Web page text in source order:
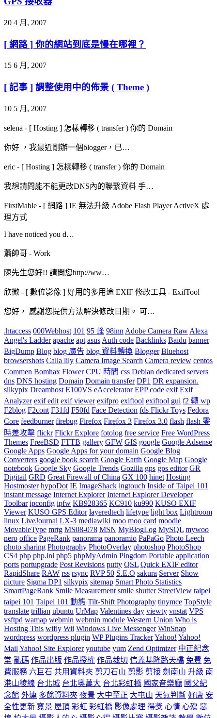
20 4 月, 2007
[ 網路 ] 你的網站到底是慢在哪裡？
15 6 月, 2007
[ 記事 ] 調整使用中的佈景 ( Theme )
10 5 月, 2007
selena - [ Hosting ] 怎樣轉移 ( transfer ) 你的 Domain
你好 ，我最近剛辦一個blogger，已…
eric - [ Hosting ] 怎樣轉移 ( transfer ) 你的 Domain
我想請問能不能更改DNS內的聯繫資料 手…
FirstMable - [ 網路 ] IE 無法升級 Adobe Flash Player ActiveX 處
理方式
I have noticed you d…
蕭帥哥 - Work
陳先生您好!! 請問您http://ww…
欣微 - [ 數位影像 ] 好用的多用途 EXIF 修改工具 - ExifTool
您好， 感謝您提供方法解決修改日期。 可…
.htaccess 000Webhost 101 95 峰 98inn Adobe Camera Raw Alexa
Angel's Ladder apache apt asus Auth code Backlinks Baidu banner
BigDump Blog blog 廣告 blog 資料轉換 Blogger Bluehost
browsershots Calla lily Camera Image Search Camera review centos
Commen Bomhax Flower CPU 時間 css Debian dedicated servers
dns DNS hosting Domain Domain transfer DP1 DR expansion.
silkypix Dreamhost E100VS eAccelerator EPP code exif Exif
Analyzer exif edit exif viewer exifpro exiftool exiftool gui f2 轉 wp
F2blog F2cont F31fd F50fd Face Detection fds Flickr Toys Fedora
Core feedburner firebug Firefox Firefox 3 Firefox 3.0 flash flash 零
時差攻擊 flickr Flickr Explore fotolog free service Free WordPress
Themes FreeBSD FTTB gallery GFW GIS google Google Adsense
Google Apps Google Apps for your domain Google Blog
Converters google book search Google Earth Google Map Google
notebook Google Sky Google Trends Gozilla gps gps editor GR
Digitail GRD Great Firewall of China GX 100 hinet Hosting
Hostmoster hypoDot IE ImageShack ingtouch Inside of Taipei 101
instant message Internet Explorer Internet Explorer Developer
Toolbar ipconfig ipfw KB928365 KC910 ku990 KUSO EXIF
Viewer KUSO GPS Editor layeredtech lifetype light box Lightroom
linux LiveJournal LX-3 mediawiki moo moo card moodle
MovableType mrtg MS08-078 MSN MyBlogLog MySQL mywoo
nero office PageRank panorama panoramio PaPaGo Photo Leech
photo sharing Photography PhotoOverlay photoshop PhotoShop
CS4 php php.ini php5 phpMyAdmin Pingdom Portable application
ports portupgrade Post Revisions putty QSL Quick EXIF editor
RapidShare RAW rss rsync RVP 50 S.E.O sakura Server Show
picture Sigma DP1 silkypix sitemap Smart Photo Statistics
SmartPageRank Smile Measurement smile shutter StreetView taipei
taipei 101 Taipei 101 動態 Tilt-Shift Photography tinymce TopStyle
translate trillian ubuntu UrMap Valentines day viewty vnstat VPS
vsftpd wamap webmin webmin module Western Union Who is
Hosting This wifly Wii Windows Live Messenger WinSnap
wordpress wordpress plugin WP Plugins TrackerYahoo! Yahoo!
Mail Yahoo! Site Explorer youtube yum Zend Optimizer 中正紀念
堂 亂碼 作品出版 作品授權 作品裁切 信義基隆路天橋 免費 免
費服務 六巨石 共用資料夾 剪刀石山 剪影 剪接 劍南山 升級 南
港山稜線 台北城 台北奧萬大 台北彩虹橋 國家音樂廳 國父紀
念館 外連 多餘資料夾 夜景 大中至正 大屯山 天氣判斷 好康 安
全性更新 寬景 屋頂 彩虹 彩虹橋 影像處理 得獎 心情 心殤 惡